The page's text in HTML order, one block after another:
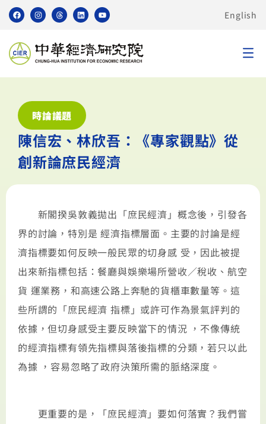
English
時論議題
陳信宏、林欣吾：《專家觀點》從
創新論庶民經濟
新閣揆吳敦義拋出「庶民經濟」概念後，引發各
界的討論，特別是 經濟指標層面。主要的討論是經
濟指標要如何反映一般民眾的切身感 受，因此被提
出來新指標包括：餐廳與娛樂場所營收／稅收、航空
貨 運業務，和高速公路上奔馳的貨櫃車數量等。這
些所謂的「庶民經濟 指標」或許可作為景氣評判的
依據，但切身感受主要反映當下的情況 ，不像傳統
的經濟指標有領先指標與落後指標的分類，若只以此
為據 ，容易忽略了政府決策所需的脈絡深度。
更重要的是，「庶民經濟」要如何落實？我們嘗